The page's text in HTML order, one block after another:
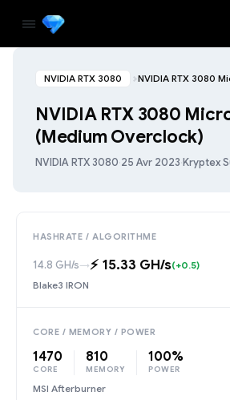
NVIDIA RTX 3080
NVIDIA RTX 3080
(Medium Overclock)
NVIDIA RTX 3080·25 Avr 2023·Kryptex
HASHRATE / ALGORITHME
14.8 GH/s→⚡️ 15.33 GH/s(+0.5)
Blake3 IRON
CORE / MEMORY / POWER
1470
CORE
810
MEMORY
100%
POWER
MSI Afterburner